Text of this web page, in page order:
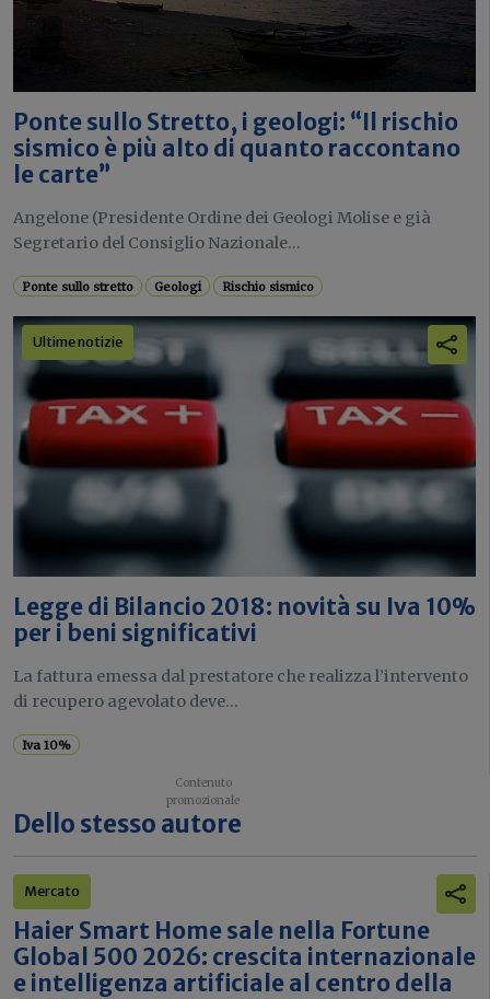
Ponte sullo Stretto, i geologi: “Il rischio
sismico è più alto di quanto raccontano
le carte”
Angelone (Presidente Ordine dei Geologi Molise e già
Segretario del Consiglio Nazionale...
Ponte sullo stretto Geologi Rischio sismico
Ultime notizie
Legge di Bilancio 2018: novità su Iva 10%
per i beni significativi
La fattura emessa dal prestatore che realizza l’intervento
di recupero agevolato deve...
Iva 10%
Dello stesso autore
Mercato
Haier Smart Home sale nella Fortune
Global 500 2026: crescita internazionale
e intelligenza artificiale al centro della